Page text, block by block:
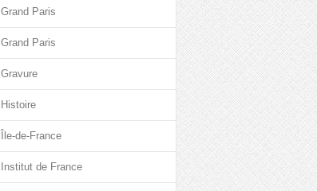
Grand Paris
Grand Paris
Gravure
Histoire
Île-de-France
Institut de France